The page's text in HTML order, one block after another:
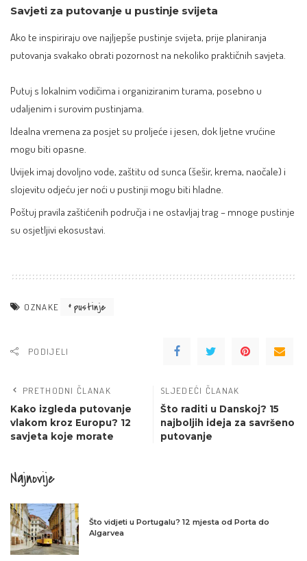
Savjeti za putovanje u pustinje svijeta
Ako te inspiriraju ove najljepše pustinje svijeta, prije planiranja
putovanja svakako obrati pozornost na nekoliko praktičnih savjeta.
Putuj s lokalnim vodičima i organiziranim turama, posebno u
udaljenim i surovim pustinjama.
Idealna vremena za posjet su proljeće i jesen, dok ljetne vrućine
mogu biti opasne.​
Uvijek imaj dovoljno vode, zaštitu od sunca (šešir, krema, naočale) i
slojevitu odjeću jer noći u pustinji mogu biti hladne.
Poštuj pravila zaštićenih područja i ne ostavljaj trag – mnoge pustinje
su osjetljivi ekosustavi.
OZNAKE pustinje
PODIJELI
PRETHODNI ČLANAK
Kako izgleda putovanje
vlakom kroz Europu? 12
savjeta koje morate
SLJEDEĆI ČLANAK
Što raditi u Danskoj? 15
najboljih ideja za savršeno
putovanje
Najnovije
Što vidjeti u Portugalu? 12 mjesta od Porta do
Algarvea